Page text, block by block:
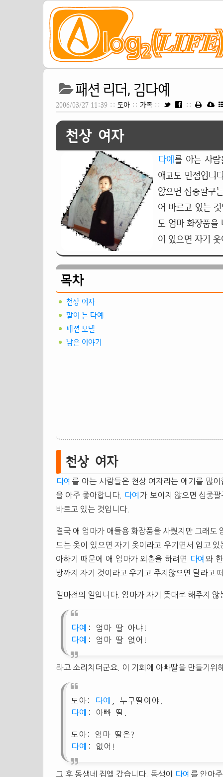
패션 리더, 김다예
2006/03/27 11:39 :: 도아 :: 가족 :: ::
천상 여자
다예를 아는 사
애교도 만점입니
않으면 십중팔구
어 바르고 있는
도 엄마 화장품을
이 있으면 자기
목차
천상 여자
말이 는 다예
패션 모델
남은 이야기
천상 여자
다예 를 아는 사람들은 천상 여자라는 애기를 많
을 아주 좋아합니다. 다예 가 보이지 않으면 십중
바르고 있는 것입니다.
결국 애 엄마가 애들용 화장품을 사줬지만 그래도
드는 옷이 있으면 자기 옷이라고 우기면서 입고
아하기 때문에 애 엄마가 외출을 하려면 다예 와
방까지 자기 것이라고 우기고 주지않으면 달라고
얼마전의 일입니다. 엄마가 자기 뜻대로 해주지
다예
: 엄마 딸 아냐!
다예
: 엄마 딸 없어!
라고 소리치더군요. 이 기회에 아빠딸을 만들기위
도아: 다예
, 누구딸이야.
다예
: 아빠 딸.
도아: 엄마 딸은?
다예
: 없어!
그 후 동생네 집엘 갔습니다. 동생이 다예 를 안아